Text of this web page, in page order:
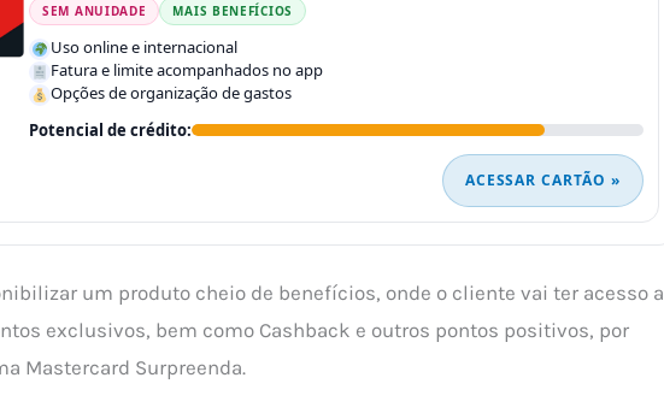
SEM ANUIDADE MAIS BENEFÍCIOS
Uso online e internacional
Fatura e limite acompanhados no app
Opções de organização de gastos
Potencial de crédito:
ACESSAR CARTÃO »
um produto cheio de benefícios, onde o cliente vai ter acesso a
exclusivos, bem como Cashback e outros pontos positivos, por
Mastercard Surpreenda.